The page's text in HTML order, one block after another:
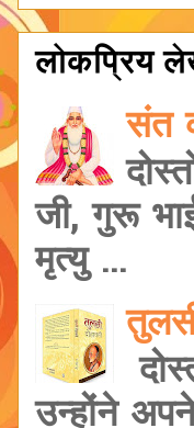
लोकप्रिय
संत
जी, गुरू
मृत्यु ...
उन्होंने